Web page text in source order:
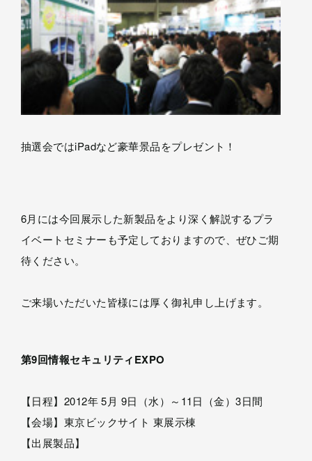
抽選会ではiPadなど豪華景品をプレゼント！
6月には今回展示した新製品をより深く解説するプラ
イベートセミナーも予定しておりますので、ぜひご期
待ください。
ご来場いただいた皆様には厚く御礼申し上げます。
第9回情報セキュリティEXPO
【日程】2012年 5月 9日（水）～11日（金）3日間
【会場】東京ビックサイト 東展示棟
【出展製品】